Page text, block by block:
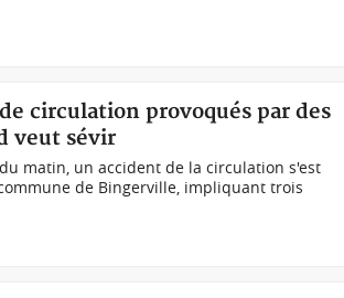
circulation provoqués par des
veut sévir
matin, un accident de la circulation s'est
de Bingerville, impliquant trois